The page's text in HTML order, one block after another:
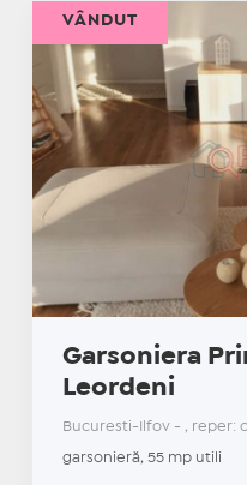
Garsoniera
Leordeni
Bucuresti-Ilfov - , reper:
garsonieră, 55 mp utili
VÂNDUT